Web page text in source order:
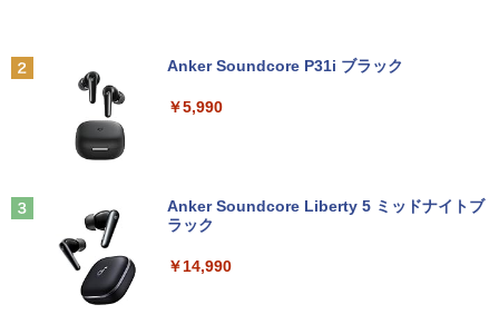
urface Book 2 中古｜中古ノートパソコ
ノートパソコン
2
【★最大100%ポイント】おまかせ 中古
パソコン Windows XP Core i5 メモリ 4
レッシュPC デスクトップ キーボード＆
【中古】NEC◆デスクトップパソコン L
2
Philips｜フィリップス 液晶ディスプレ
イ(23.8型/IPS/FullHD 1920×1080/100H
フィリップス（ディスプレイ） 221S9A/
11 [21.5型液晶ディスプレイ/1920×1080/
フル保証]
刊) 全巻セット [入荷予約]
Anker Soundcore P31i ブラック
￥5,990
Anker Soundcore Liberty 5 ミッドナイトブ
ラック
￥14,990